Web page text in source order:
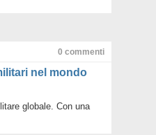
0 commenti
nel mondo
globale. Con una